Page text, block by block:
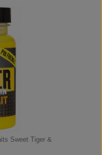
Sweet Tiger &